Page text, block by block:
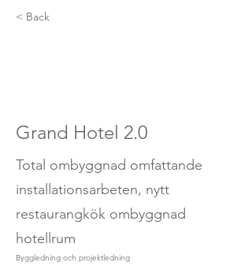
< Back
Grand Hotel 2.0
Total ombyggnad omfattande
installationsarbeten, nytt
restaurangkök ombyggnad
hotellrum
Byggledning och projektledning